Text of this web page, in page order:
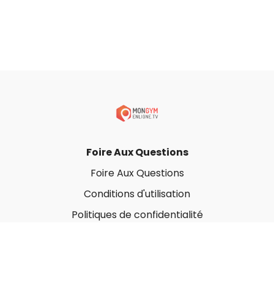
Foire Aux Questions
Foire Aux Questions
Conditions d'utilisation
Politiques de confidentialité